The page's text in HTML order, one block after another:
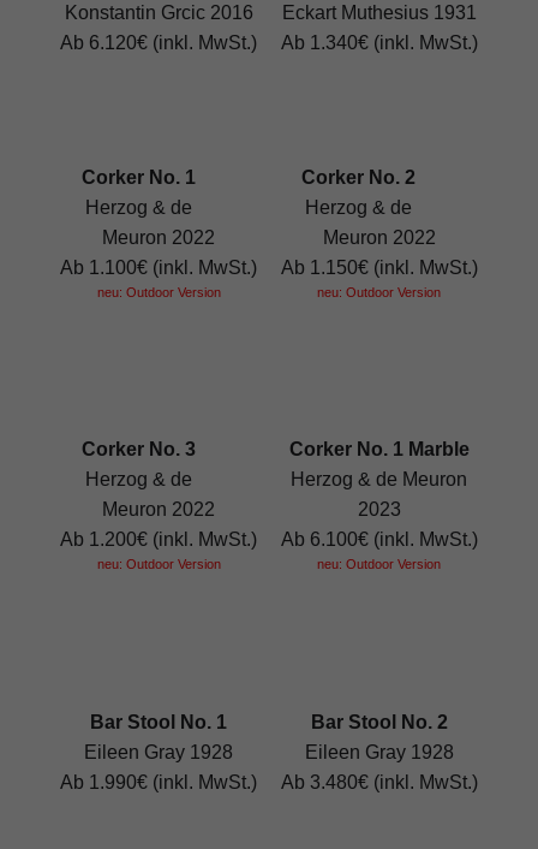
Konstantin Grcic 2016
Ab 6.120€ (inkl. MwSt.)
Eckart Muthesius 1931
Ab 1.340€ (inkl. MwSt.)
Corker No. 1
Herzog & de
Meuron 2022
Ab 1.100€ (inkl. MwSt.)
neu: Outdoor Version
Corker No. 2
Herzog & de
Meuron 2022
Ab 1.150€ (inkl. MwSt.)
neu: Outdoor Version
Corker No. 3
Herzog & de
Meuron 2022
Ab 1.200€ (inkl. MwSt.)
neu: Outdoor Version
Corker No. 1 Marble
Herzog & de Meuron
2023
Ab 6.100€ (inkl. MwSt.)
neu: Outdoor Version
Bar Stool No. 1
Eileen Gray 1928
Ab 1.990€ (inkl. MwSt.)
Bar Stool No. 2
Eileen Gray 1928
Ab 3.480€ (inkl. MwSt.)